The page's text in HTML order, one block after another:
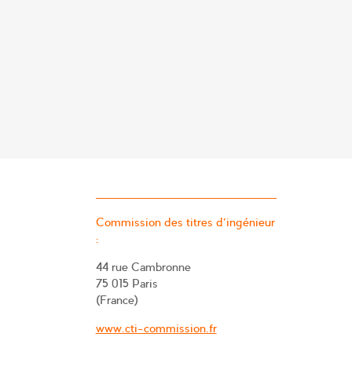
Commission des titres d’ingénieur
:
44 rue Cambronne
75 015 Paris
(France)
www.cti-commission.fr